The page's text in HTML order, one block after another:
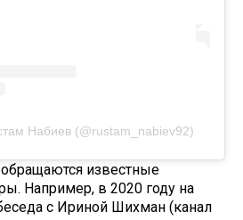
Набиев (@rustam_nabiev92)
известные
Например, в 2020 году на
с Ириной Шихман (канал